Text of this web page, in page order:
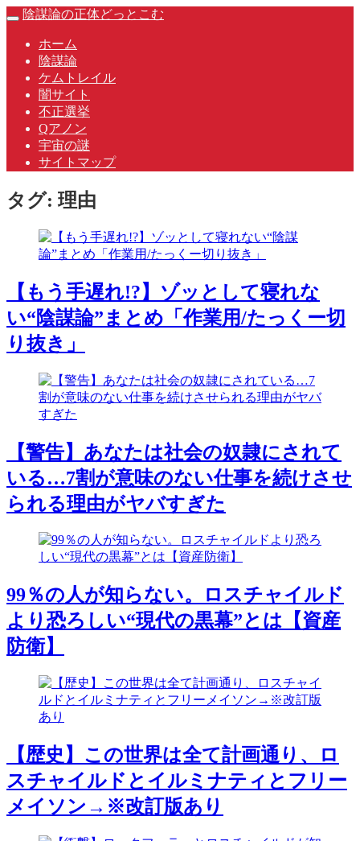
Skip
content
Toggle
陰謀論の正体どっとこむ
ホーム
陰謀論
ケムトレイル
闇サイト
不正選挙
Qアノン
宇宙の謎
サイトマップ
タグ: 理由
【もう手遅れ!?】ゾッとして寝れな
い“陰謀論”まとめ「作業用/たっくー切
り抜き」
【警告】あなたは社会の奴隷にされて
いる…7割が意味のない仕事を続けさせ
られる理由がヤバすぎた
99％の人が知らない。ロスチャイルド
より恐ろしい“現代の黒幕”とは【資産
防衛】
【歴史】この世界は全て計画通り、ロ
スチャイルドとイルミナティとフリー
メイソン→※改訂版あり